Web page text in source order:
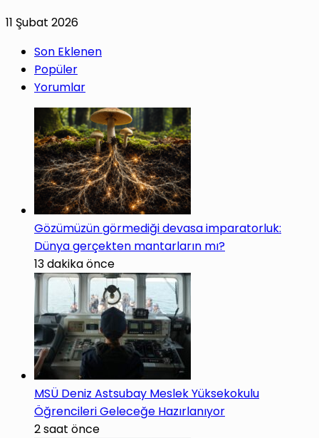
11 Şubat 2026
Son Eklenen
Popüler
Yorumlar
Gözümüzün görmediği devasa imparatorluk:
Dünya gerçekten mantarların mı?
13 dakika önce
MSÜ Deniz Astsubay Meslek Yüksekokulu
Öğrencileri Geleceğe Hazırlanıyor
2 saat önce